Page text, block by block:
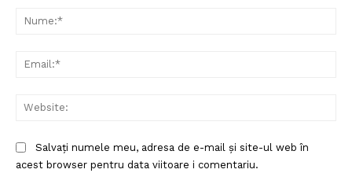
Salvați numele meu, adresa de e-mail și site-ul web în
acest browser pentru data viitoare i comentariu.